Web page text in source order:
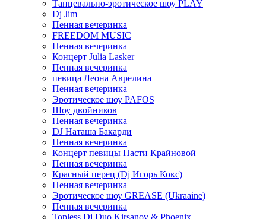
Танцевально-эротическое шоу PLAY
Dj Jim
Пенная вечеринка
FREEDOM MUSIC
Пенная вечеринка
Концерт Julia Lasker
Пенная вечеринка
певица Леона Аврелина
Пенная вечеринка
Эротическое шоу PAFOS
Шоу двойников
Пенная вечеринка
DJ Наташа Бакарди
Пенная вечеринка
Концерт певицы Насти Крайновой
Пенная вечеринка
Красный перец (Dj Игорь Кокс)
Пенная вечеринка
Эротическое шоу GREASE (Ukraaine)
Пенная вечеринка
Topless Dj Duo Kirsanov & Phoenix